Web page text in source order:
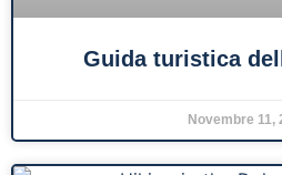
Guida turistica
Novembre 11,